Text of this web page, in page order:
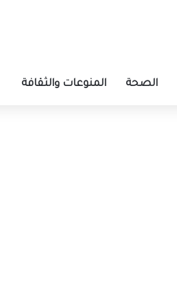
الصحة المنوعات والثقافة